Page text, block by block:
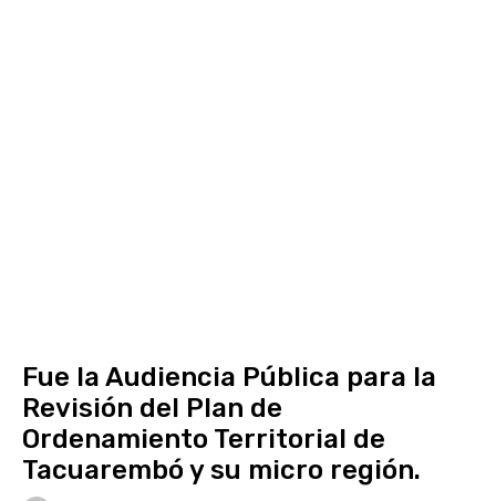
Fue la Audiencia Pública para la
Revisión del Plan de
Ordenamiento Territorial de
Tacuarembó y su micro región.